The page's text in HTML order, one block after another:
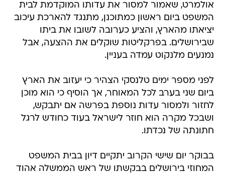
אולמרט, שאמור למסור את עדותו המוקדמת לבית
המשפט ביום ראשון כמתוכנן, מתנגד להארכת עיכוב
יציאתו מהארץ, והציע כערובה לשובו את ביתו
שבירושלים. בפרקליטות שוקלים את ההצעה, אבל
נמנעים מלנקוט עמדה בעניין.
לפני מספר ימים טלנסקי הצהיר כי יעזוב את הארץ
ביום שני בערב לכל המאוחר, אך הוסיף כי הוא מוכן
לחזור ולמסור עדות נוספת בפרשה אם יתבקש,
ושבכל מקרה הוא חוזר לישראל בעוד כחודש לרגל
חתונתה של נכדתו.
בבוקר יום שישי הקרוב יתקיים דיון בבית המשפט
המחוזי בירושלים בבקשתו של ראש הממשלה אהוד